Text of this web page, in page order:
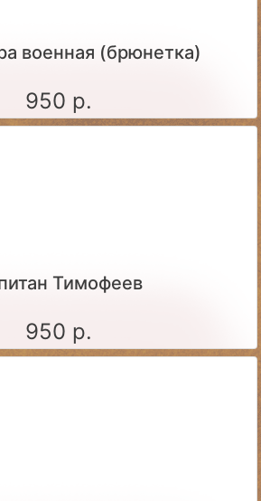
военная (брюнетка)
950 р.
Тимофеев
950 р.